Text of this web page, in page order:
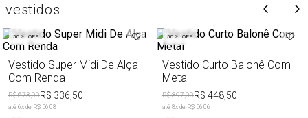
vestidos
50% OFF
Vestido Super Midi De Alça
Com Renda
R$ 673,00R$ 336,50
até 6x de R$ 56,08
50% OFF
Vestido Curto Balonê Com
Metal
R$ 897,00R$ 448,50
até 8x de R$ 56,06